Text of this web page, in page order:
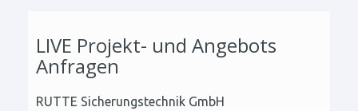
LIVE Projekt- und Angebots
Anfragen
RUTTE Sicherungstechnik GmbH